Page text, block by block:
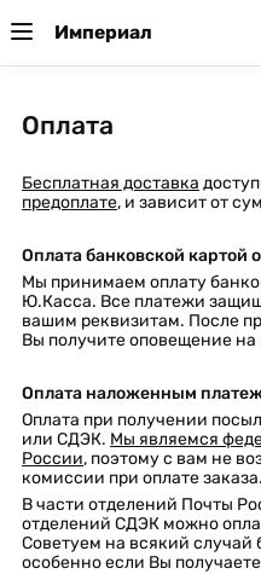
Империал
Оплата
Бесплатная доставка
предоплате, и зависит от
Оплата банковской картой
Мы принимаем оплату
Ю.Касса. Все платежи
вашим реквизитам. После
Вы получите оповещение на
Оплата наложенным
Оплата при получении
или СДЭК. Мы являемся
России, поэтому с вам не
комиссии при оплате заказа.
В части отделений Почты
отделений СДЭК можно
Советуем на всякий случай
особенно если Вы